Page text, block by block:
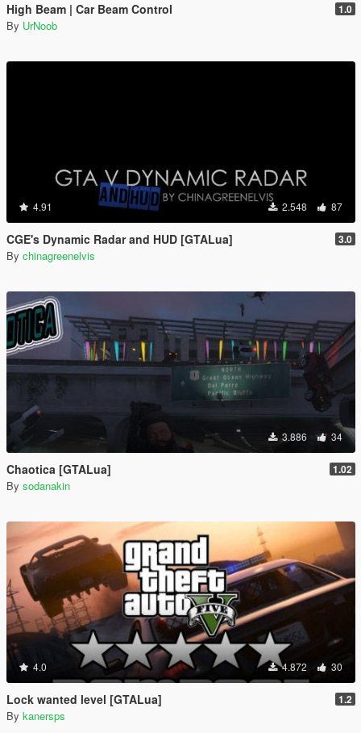
High Beam | Car Beam Control 1.0
By UrNoob
4.91 2.548 87
CGE's Dynamic Radar and HUD [GTALua] 3.0
By chinagreenelvis
3.886 34
Chaotica [GTALua] 1.02
By sodanakin
4.0 4.872 30
Lock wanted level [GTALua] 1.2
By kanersps